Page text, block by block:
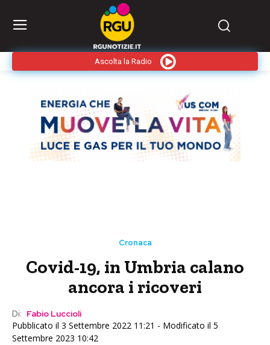
Ascolta la Radio
Cronaca
Covid-19, in Umbria calano
ancora i ricoveri
Di: Fabio Luccioli
Pubblicato il 3 Settembre 2022 11:21 - Modificato il 5
Settembre 2023 10:42